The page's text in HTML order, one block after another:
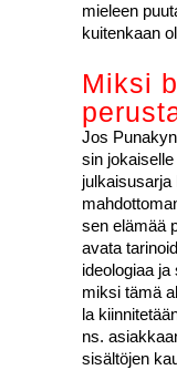
mie­leen
kui­ten­kaan
Mik­si
Jos
sin
jul­kai­susar­ja
sen elä­mää
ava­ta
ideo­lo­gi­aa
mik­si tämä
la
ns.
sisäl­tö­jen